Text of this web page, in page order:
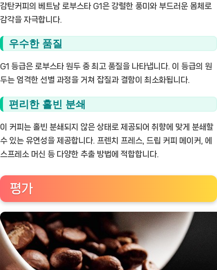
감탄커피의 베트남 로부스타 G1은 강렬한 풍미와 부드러운 몸체로
감각을 자극합니다.
우수한 품질
G1 등급은 로부스타 원두 중 최고 품질을 나타냅니다. 이 등급의 원
두는 엄격한 선별 과정을 거쳐 잡질과 결함이 최소화됩니다.
편리한 홀빈 분쇄
이 커피는 홀빈 분쇄되지 않은 상태로 제공되어 취향에 맞게 분쇄할
수 있는 유연성을 제공합니다. 프렌치 프레스, 드립 커피 메이커, 에
스프레소 머신 등 다양한 추출 방법에 적합합니다.
평가